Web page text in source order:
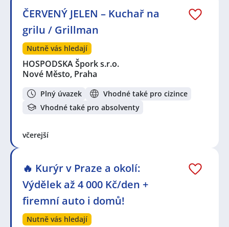
ČERVENÝ JELEN – Kuchař na
grilu / Grillman
Nutně vás hledají
HOSPODSKA Špork s.r.o.
Nové Město, Praha
Plný úvazek
Vhodné také pro cizince
Vhodné také pro absolventy
včerejší
🔥 Kurýr v Praze a okolí:
Výdělek až 4 000 Kč/den +
firemní auto i domů!
Nutně vás hledají